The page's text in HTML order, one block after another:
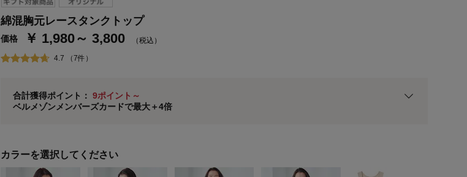
綿混胸元レースタンクトップ
価格 ￥ 1,980～ 3,800 （税込）
4.7 （7件）
合計獲得ポイント：9ポイント～
ベルメゾンメンバーズカードで最大＋4倍
ステージが上がれば送料無料・返品引取無料！
さらにポイント還元最大16倍！
ベルメゾンご優待サービスについて
通常商品送料無料 返品引取無料（JCBのみ）
※メンバーズカードの加算ポイントはステージ倍率適用前の基本ポイントに対して適用されます。
カラーを選択してください